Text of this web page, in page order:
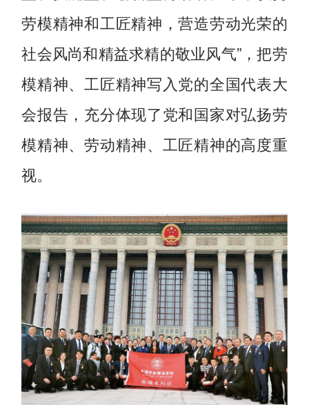
劳模精神和工匠精神，营造劳动光荣的
社会风尚和精益求精的敬业风气”，把劳
模精神、工匠精神写入党的全国代表大
会报告，充分体现了党和国家对弘扬劳
模精神、劳动精神、工匠精神的高度重
视。